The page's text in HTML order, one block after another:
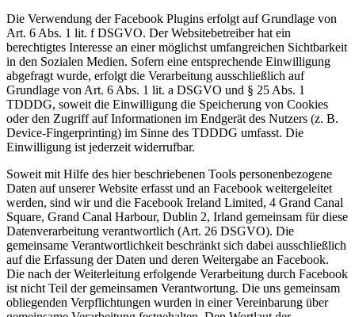
Die Verwendung der Facebook Plugins erfolgt auf Grundlage von
Art. 6 Abs. 1 lit. f DSGVO. Der Websitebetreiber hat ein
berechtigtes Interesse an einer möglichst umfangreichen Sichtbarkeit
in den Sozialen Medien. Sofern eine entsprechende Einwilligung
abgefragt wurde, erfolgt die Verarbeitung ausschließlich auf
Grundlage von Art. 6 Abs. 1 lit. a DSGVO und § 25 Abs. 1
TDDDG, soweit die Einwilligung die Speicherung von Cookies
oder den Zugriff auf Informationen im Endgerät des Nutzers (z. B.
Device-Fingerprinting) im Sinne des TDDDG umfasst. Die
Einwilligung ist jederzeit widerrufbar.
Soweit mit Hilfe des hier beschriebenen Tools personenbezogene
Daten auf unserer Website erfasst und an Facebook weitergeleitet
werden, sind wir und die Facebook Ireland Limited, 4 Grand Canal
Square, Grand Canal Harbour, Dublin 2, Irland gemeinsam für diese
Datenverarbeitung verantwortlich (Art. 26 DSGVO). Die
gemeinsame Verantwortlichkeit beschränkt sich dabei ausschließlich
auf die Erfassung der Daten und deren Weitergabe an Facebook.
Die nach der Weiterleitung erfolgende Verarbeitung durch Facebook
ist nicht Teil der gemeinsamen Verantwortung. Die uns gemeinsam
obliegenden Verpflichtungen wurden in einer Vereinbarung über